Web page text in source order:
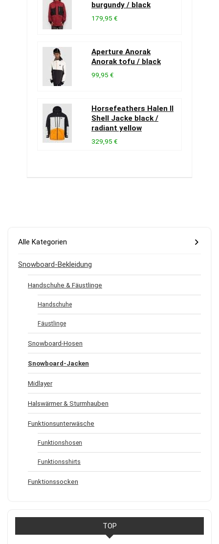
burgundy / black
179,95 €
Aperture Anorak
Anorak tofu / black
99,95 €
Horsefeathers Halen II
Shell Jacke black /
radiant yellow
329,95 €
Alle Kategorien
Snowboard-Bekleidung
Handschuhe & Fäustlinge
Handschuhe
Fäustlinge
Snowboard-Hosen
Snowboard-Jacken
Midlayer
Halswärmer & Sturmhauben
Funktionsunterwäsche
Funktionshosen
Funktionsshirts
Funktionssocken
TOP